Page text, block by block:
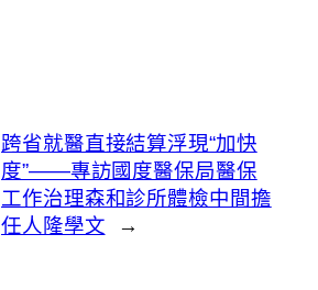
跨省就醫直接結算浮現“加快
度”——專訪國度醫保局醫保
工作治理森和診所體檢中間擔
任人隆學文
→